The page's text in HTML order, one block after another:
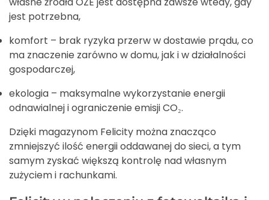
jest potrzebna,
komfort – brak ryzyka przerw w dostawie prądu, co
ma znaczenie zarówno w domu, jak i w działalności
gospodarczej,
ekologia – maksymalne wykorzystanie energii
odnawialnej i ograniczenie emisji CO₂.
Dzięki magazynom Felicity można znacząco
zmniejszyć ilość energii oddawanej do sieci, a tym
samym zyskać większą kontrolę nad własnym
zużyciem i rachunkami.